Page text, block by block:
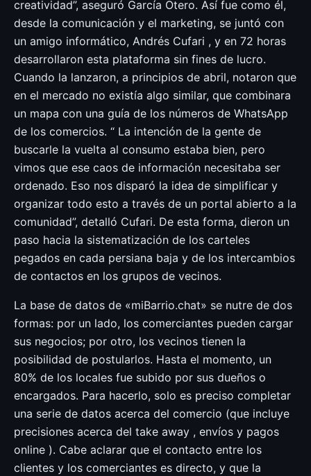
creatividad”, aseguró García Otero. Así fue como él,
desde la comunicación y el marketing, se juntó con
un amigo informático, Andrés Cufari , y en 72 horas
desarrollaron esta plataforma sin fines de lucro.
Cuando la lanzaron, a principios de abril, notaron que
en el mercado no existía algo similar, que combinara
un mapa con una guía de los números de WhatsApp
de los comercios. “ La intención de la gente de
buscarle la vuelta al consumo estaba bien, pero
vimos que ese caos de información necesitaba ser
ordenado. Eso nos disparó la idea de simplificar y
organizar todo esto a través de un portal abierto a la
comunidad”, detalló Cufari. De esta forma, dieron un
paso hacia la sistematización de los carteles
pegados en cada persiana baja y de los intercambios
de contactos en los grupos de vecinos.
La base de datos de «miBarrio.chat» se nutre de dos
formas: por un lado, los comerciantes pueden cargar
sus negocios; por otro, los vecinos tienen la
posibilidad de postularlos. Hasta el momento, un
80% de los locales fue subido por sus dueños o
encargados. Para hacerlo, solo es preciso completar
una serie de datos acerca del comercio (que incluye
precisiones acerca del take away , envíos y pagos
online ). Cabe aclarar que el contacto entre los
clientes y los comerciantes es directo, y que la